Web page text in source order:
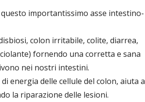
importantissimo asse intestino-
colon irritabile, colite, diarrea,
fornendo una corretta e sana
nei nostri intestini.
energia delle cellule del colon, aiuta a
la riparazione delle lesioni.